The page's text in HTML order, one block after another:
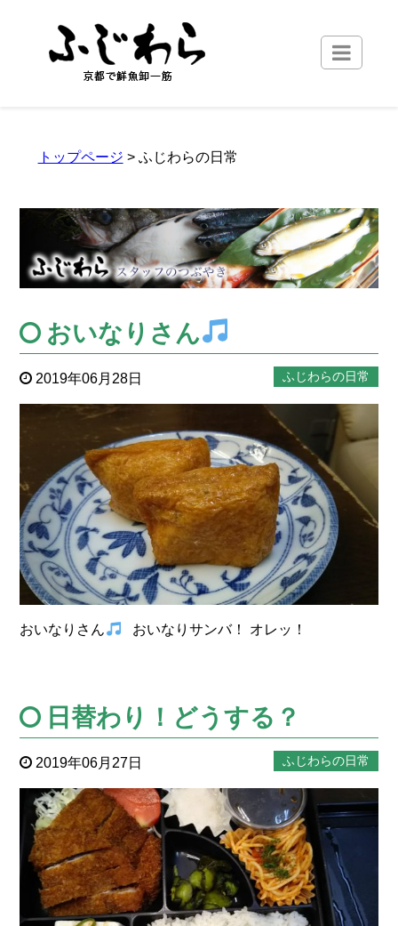
トップページ > ふじわらの日常
おいなりさん
2019年06月28日 ふじわらの日常
おいなりさん おいなりサンバ！ オレッ！
日替わり！どうする？
2019年06月27日 ふじわらの日常